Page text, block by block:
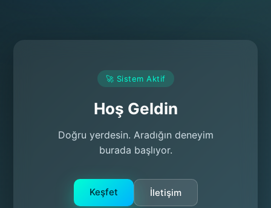
🚀 Sistem Aktif
Hoş Geldin
Doğru yerdesin. Aradığın deneyim
burada başlıyor.
Keşfet İletişim